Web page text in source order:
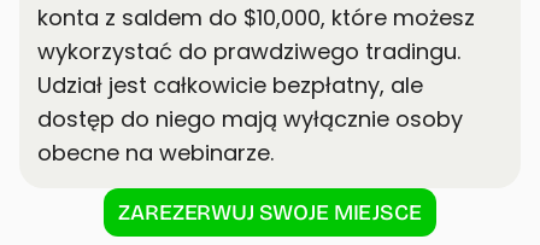
konta z saldem do $10,000, które możesz
wykorzystać do prawdziwego tradingu.
Udział jest całkowicie bezpłatny, ale
dostęp do niego mają wyłącznie osoby
obecne na webinarze.
ZAREZERWUJ SWOJE MIEJSCE